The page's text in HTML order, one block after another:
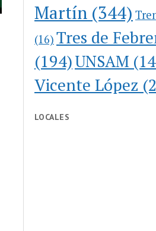
Martín (344)
(16) Tres de
(194)UNSAM
Vicente López
LOCALES